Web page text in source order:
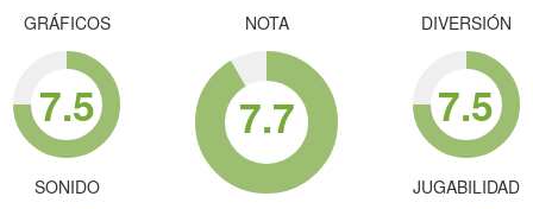
GRÁFICOS
7.5
SONIDO
NOTA
7.7
DIVERSIÓN
7.5
JUGABILIDAD